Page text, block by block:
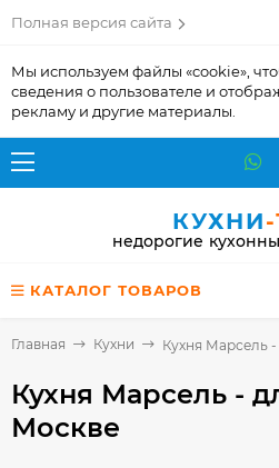
Полная версия сайта
Мы используем файлы «cookie»,
сведения о пользователе и
рекламу и другие материалы.
КУХНИ
недорогие
КАТАЛОГ ТОВАРОВ
Главная Кухни Кухня Марсель
Кухня Марсель -
Москве